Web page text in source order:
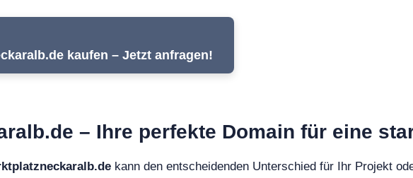
kaufen – Jetzt anfragen!
– Ihre perfekte Domain für eine
kann den entscheidenden Unterschied für Ihr Projekt